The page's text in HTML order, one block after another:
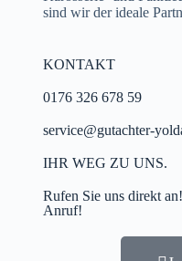
sind wir der ideale
KONTAKT
0176 326 678 59
service@gutachter-
IHR WEG ZU UNS.
Rufen Sie uns direkt
Anruf!